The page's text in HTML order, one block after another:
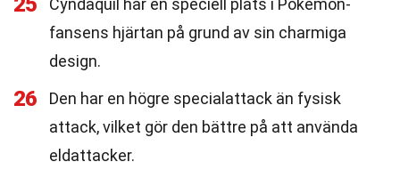
Cyndaquil har en speciell plats i Pokémon-
fansens hjärtan på grund av sin charmiga
design.
26
Den har en högre specialattack än fysisk
attack, vilket gör den bättre på att använda
eldattacker.